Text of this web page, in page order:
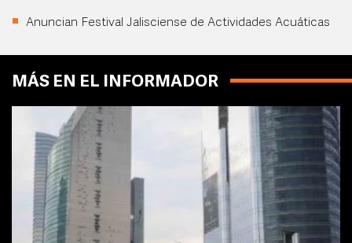
Anuncian Festival Jalisciense de Actividades Acuáticas
MÁS EN EL INFORMADOR